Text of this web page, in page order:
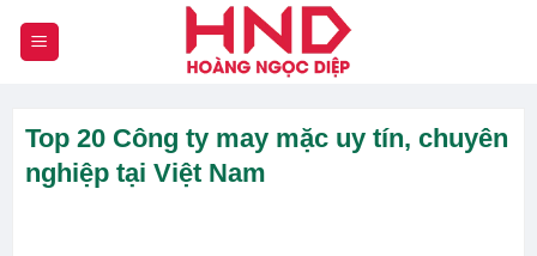
đến
Top 20 Công ty may mặc uy tín, chuyên
nghiệp tại Việt Nam